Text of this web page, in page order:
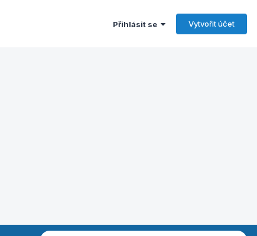
Přihlásit se Vytvořit účet